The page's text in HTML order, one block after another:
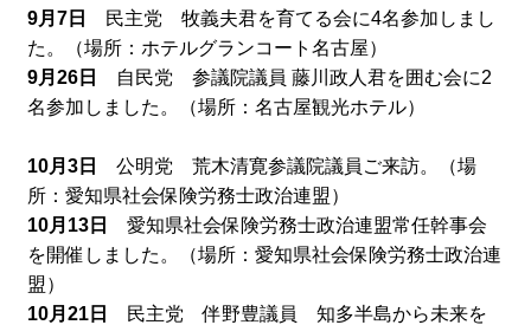
9月7日
民主党 牧義夫君を育てる会に4名参加しまし
た。（場所：ホテルグランコート名古屋）
9月26日
自民党 参議院議員 藤川政人君を囲む会に2
名参加しました。（場所：名古屋観光ホテル）
10月3日
公明党 荒木清寛参議院議員ご来訪。（場
所：愛知県社会保険労務士政治連盟）
10月13日
愛知県社会保険労務士政治連盟常任幹事会
を開催しました。（場所：愛知県社会保険労務士政治連
盟）
10月21日
民主党 伴野豊議員 知多半島から未来を